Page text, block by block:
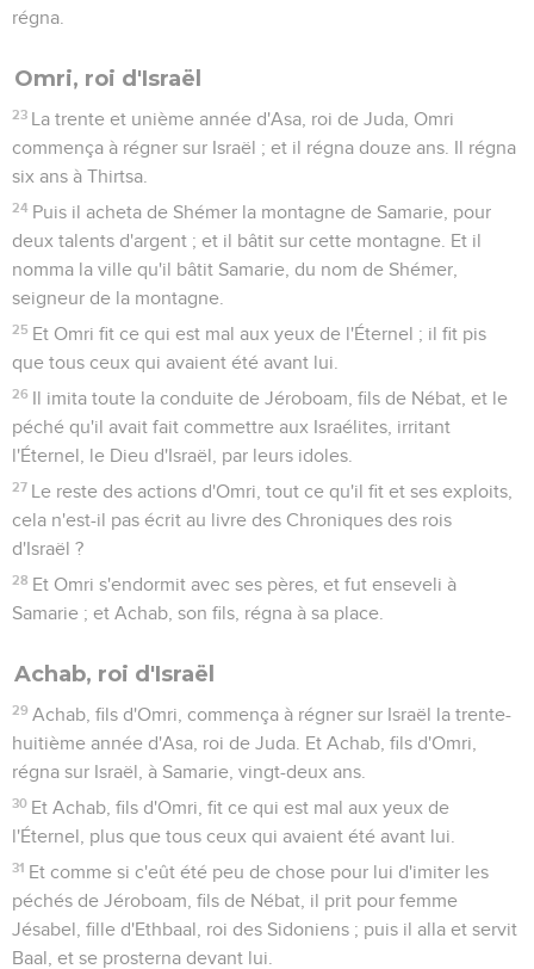
régna.
Omri, roi d'Israël
23 La trente et unième année d'Asa, roi de Juda, Omri
commença à régner sur Israël ; et il régna douze ans. Il régna
six ans à Thirtsa.
24 Puis il acheta de Shémer la montagne de Samarie, pour
deux talents d'argent ; et il bâtit sur cette montagne. Et il
nomma la ville qu'il bâtit Samarie, du nom de Shémer,
seigneur de la montagne.
25 Et Omri fit ce qui est mal aux yeux de l'Éternel ; il fit pis
que tous ceux qui avaient été avant lui.
26 Il imita toute la conduite de Jéroboam, fils de Nébat, et le
péché qu'il avait fait commettre aux Israélites, irritant
l'Éternel, le Dieu d'Israël, par leurs idoles.
27 Le reste des actions d'Omri, tout ce qu'il fit et ses exploits,
cela n'est-il pas écrit au livre des Chroniques des rois
d'Israël ?
28 Et Omri s'endormit avec ses pères, et fut enseveli à
Samarie ; et Achab, son fils, régna à sa place.
Achab, roi d'Israël
29 Achab, fils d'Omri, commença à régner sur Israël la trente-
huitième année d'Asa, roi de Juda. Et Achab, fils d'Omri,
régna sur Israël, à Samarie, vingt-deux ans.
30 Et Achab, fils d'Omri, fit ce qui est mal aux yeux de
l'Éternel, plus que tous ceux qui avaient été avant lui.
31 Et comme si c'eût été peu de chose pour lui d'imiter les
péchés de Jéroboam, fils de Nébat, il prit pour femme
Jésabel, fille d'Ethbaal, roi des Sidoniens ; puis il alla et servit
Baal, et se prosterna devant lui.